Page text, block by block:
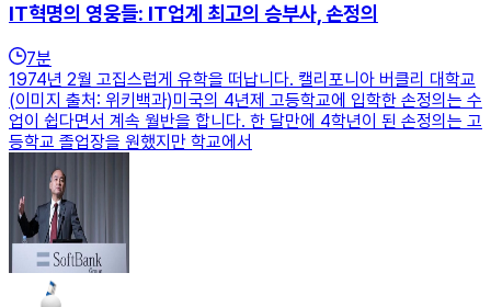
IT혁명의 영웅들: IT업계 최고의 승부사, 손정의
7분
1974년 2월 고집스럽게 유학을 떠납니다. 캘리포니아 버클리 대학교
(이미지 출처: 위키백과)미국의 4년제 고등학교에 입학한 손정의는 수
업이 쉽다면서 계속 월반을 합니다. 한 달만에 4학년이 된 손정의는 고
등학교 졸업장을 원했지만 학교에서